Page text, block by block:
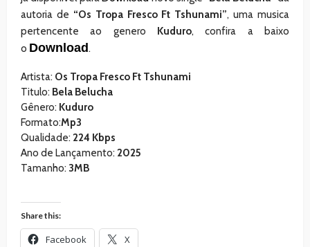
autoria de “Os Tropa Fresco Ft Tshunami”, uma musica
pertencente ao genero Kuduro, confira a baixo
o Download.
Artista: Os Tropa Fresco Ft Tshunami
Titulo: Bela Belucha
Gênero: Kuduro
Formato:Mp3
Qualidade: 224 Kbps
Ano de Lançamento: 2025
Tamanho: 3MB
Share this:
Facebook X